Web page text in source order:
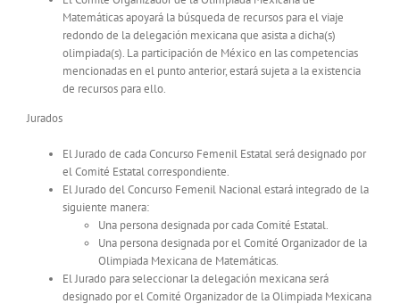
Matemáticas apoyará la búsqueda de recursos para el viaje
redondo de la delegación mexicana que asista a dicha(s)
olimpiada(s). La participación de México en las competencias
mencionadas en el punto anterior, estará sujeta a la existencia
de recursos para ello.
Jurados
El Jurado de cada Concurso Femenil Estatal será designado por
el Comité Estatal correspondiente.
El Jurado del Concurso Femenil Nacional estará integrado de la
siguiente manera:
Una persona designada por cada Comité Estatal.
Una persona designada por el Comité Organizador de la
Olimpiada Mexicana de Matemáticas.
El Jurado para seleccionar la delegación mexicana será
designado por el Comité Organizador de la Olimpiada Mexicana